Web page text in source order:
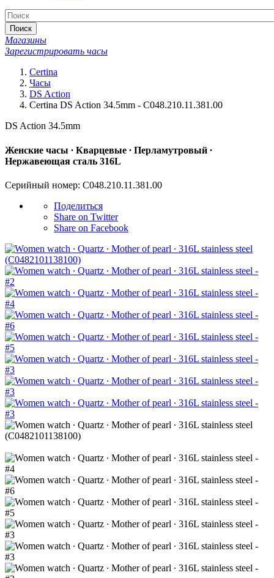
Поиск
Магазины
Зарегистрировать часы
Certina
Часы
DS Action
Certina DS Action 34.5mm - C048.210.11.381.00
DS Action 34.5mm
Женские часы ∙ Кварцевые ∙ Перламутровый ∙
Нержавеющая сталь 316L
Серийный номер: C048.210.11.381.00
Поделиться
Share on Twitter
Share on Facebook